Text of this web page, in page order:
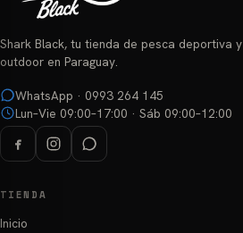
Shark Black, tu tienda de pesca deportiva y
outdoor en Paraguay.
WhatsApp · 0993 264 145
Lun–Vie 09:00–17:00 · Sáb 09:00–12:00
TIENDA
Inicio